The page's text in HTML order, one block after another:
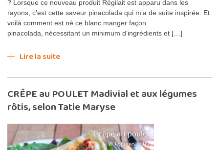
? Lorsque ce nouveau produit Régilait est apparu dans les
rayons, c’est cette saveur pinacolada qui m’a de suite inspirée. Et
voilà comment est né ce blanc manger façon
pinacolada, nécessitant un minimum d’ingrédients et […]
Lire la suite
CRÊPE au POULET Madivial et aux légumes
rôtis, selon Tatie Maryse